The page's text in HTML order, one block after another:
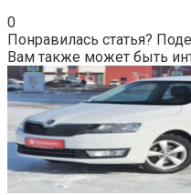
0
Понравилась статья?
Вам также может быть